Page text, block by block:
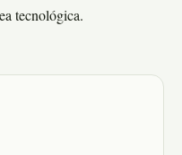
tecnológica.